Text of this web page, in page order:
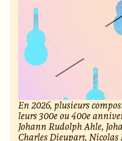
En 2026, plusieurs
leurs 300e ou 400e
Johann Rudolph Ahle,
Charles Dieupart, Nicolas